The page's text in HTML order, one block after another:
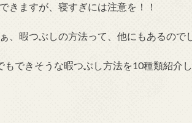
きますが、寝すぎには注意を！！
、暇つぶしの方法って、他にもあるので
もできそうな暇つぶし方法を10種類紹介し